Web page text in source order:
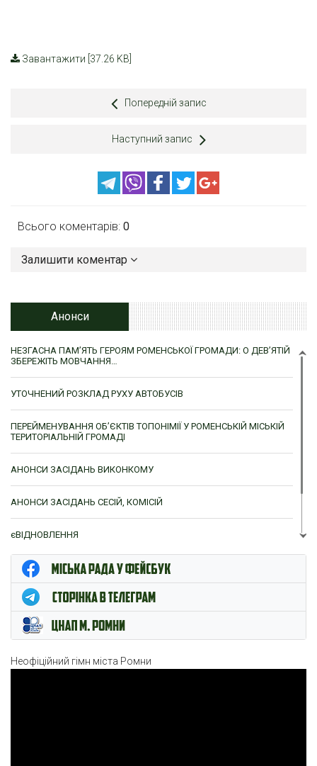
Завантажити [37.26 KB]
Попередній запис
Наступний запис
Всього коментарів: 0
Залишити коментар
Анонси
НЕЗГАСНА ПАМ’ЯТЬ ГЕРОЯМ РОМЕНСЬКОЇ ГРОМАДИ: О ДЕВ’ЯТІЙ
ЗБЕРЕЖІТЬ МОВЧАННЯ…
УТОЧНЕНИЙ РОЗКЛАД РУХУ АВТОБУСІВ
ПЕРЕЙМЕНУВАННЯ ОБ’ЄКТІВ ТОПОНІМІЇ У РОМЕНСЬКІЙ МІСЬКІЙ
ТЕРИТОРІАЛЬНІЙ ГРОМАДІ
АНОНСИ ЗАСІДАНЬ ВИКОНКОМУ
АНОНСИ ЗАСІДАНЬ СЕСІЙ, КОМІСІЙ
єВІДНОВЛЕННЯ
ЦНАП м. Ромни
Неофіційний гімн міста Ромни